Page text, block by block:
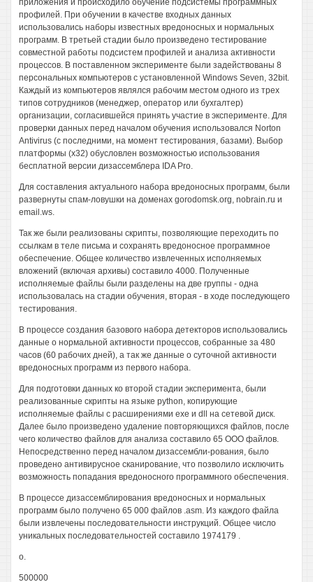
приложения и происходило обучение подсистемы программных
профилей. При обучении в качестве входных данных
использовались наборы известных вредоносных и нормальных
программ. В третьей стадии было произведено тестирование
совместной работы подсистем профилей и анализа активности
процессов. В поставленном эксперименте были задействованы 8
персональных компьютеров с установленной Windows Seven, 32bit.
Каждый из компьютеров являлся рабочим местом одного из трех
типов сотрудников (менеджер, оператор или бухгалтер)
организации, согласившейся принять участие в эксперименте. Для
проверки данных перед началом обучения использовался Norton
Antivirus (с последними, на момент тестирования, базами). Выбор
платформы (х32) обусловлен возможностью использования
бесплатной версии дизассемблера IDA Pro.
Для составления актуального набора вредоносных программ, были
развернуты спам-ловушки на доменах gorodomsk.org, nobrain.ru и
email.ws.
Так же были реализованы скрипты, позволяющие переходить по
ссылкам в теле письма и сохранять вредоносное программное
обеспечение. Общее количество извлеченных исполняемых
вложений (включая архивы) составило 4000. Полученные
исполняемые файлы были разделены на две группы - одна
использовалась на стадии обучения, вторая - в ходе последующего
тестирования.
В процессе создания базового набора детекторов использовались
данные о нормальной активности процессов, собранные за 480
часов (60 рабочих дней), а так же данные о суточной активности
вредоносных программ из первого набора.
Для подготовки данных ко второй стадии эксперимента, были
реализованные скрипты на языке python, копирующие
исполняемые файлы с расширениями ехе и dll на сетевой диск.
Далее было произведено удаление повторяющихся файлов, после
чего количество файлов для анализа составило 65 ООО файлов.
Непосредственно перед началом дизассембли-рования, было
проведено антивирусное сканирование, что позволило исключить
возможность попадания вредоносного программного обеспечения.
В процессе дизассемблирования вредоносных и нормальных
программ было получено 65 000 файлов .asm. Из каждого файла
были извлечены последовательности инструкций. Общее число
уникальных последовательностей составило 1974179 .
о.
500000